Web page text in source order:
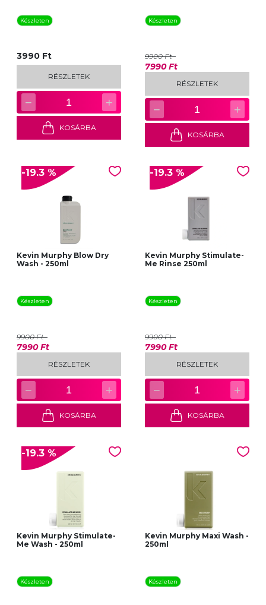
Készleten
3990 Ft
RÉSZLETEK
− 1 +
KOSÁRBA
Készleten
9900 Ft
7990 Ft
RÉSZLETEK
− 1 +
KOSÁRBA
-19.3 %
Kevin Murphy Blow Dry
Wash - 250ml
Készleten
9900 Ft
7990 Ft
RÉSZLETEK
− 1 +
KOSÁRBA
-19.3 %
Kevin Murphy Stimulate-
Me Rinse 250ml
Készleten
9900 Ft
7990 Ft
RÉSZLETEK
− 1 +
KOSÁRBA
-19.3 %
Kevin Murphy Stimulate-
Me Wash - 250ml
Készleten
Kevin Murphy Maxi Wash -
250ml
Készleten